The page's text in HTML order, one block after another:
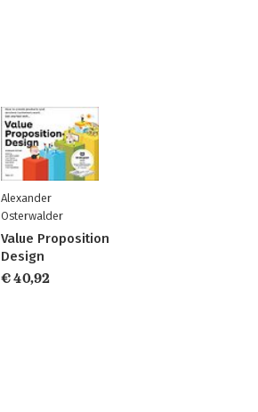
Alexander
Osterwalder
Value Proposition
Design
€ 40,92